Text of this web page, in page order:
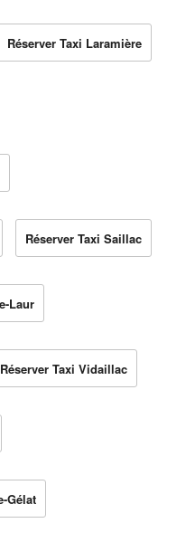
Réserver Taxi Laramière
Réserver Taxi Saillac
Laur
Réserver Taxi Vidaillac
Gélat